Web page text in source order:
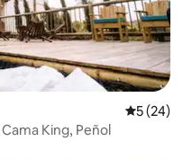
5 de uma
5 (24)
King, Peñol